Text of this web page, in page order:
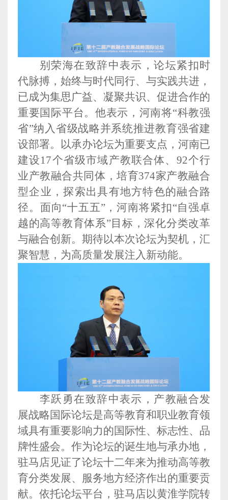
别荣海在致辞中表示，论坛紧扣时
代脉搏，始终与时代同行、与实践共进，
已成为集思广益、凝聚共识、促进合作的
重要国际平台。他表示，河南将“科教强
省”纳入省级战略并系统推进教育强省建
设部署。以承办论坛为重要支点，河南已
建设17个省级市域产教联合体、92个行
业产教融合共同体，培育374家产教融合
型企业，探索出具有地方特色的融合路
径。面向“十五五”，河南将紧扣“自强卓
越的高等教育体系”目标，深化分类改革
与融合创新。期待以本次论坛为契机，汇
聚智慧，为高质量发展注入新动能。
李跃勇在致辞中表示，产教融合发
展战略国际论坛是高等教育和职业教育领
域具有重要影响力的国际性、标志性、品
牌性盛会。作为论坛的诞生地与承办地，
驻马店见证了论坛十二年来为推动高等教
育分类发展、服务地方经济作出的重要贡
献。依托论坛平台，驻马店以黄淮学院转